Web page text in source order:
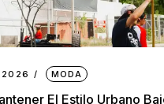
2026 MODA
El Estilo Urbano